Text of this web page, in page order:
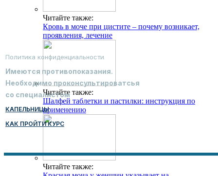
Читайте также:
Кровь в моче при цистите – почему возникает,
проявления, лечение
Читайте также:
Шалфей таблетки и пастилки: инструкция по
применению
Читайте также:
Политика конфиденциальности
Имеются противопоказания.
Необходимо проконсультироватсья
со специалистом
КАПЕЛЬНИЦЫ
КАК ПРОЙТИ КУРС